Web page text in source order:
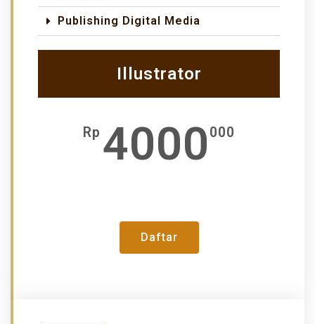
Publishing Digital Media
Illustrator
Rp 4000 000
Daftar